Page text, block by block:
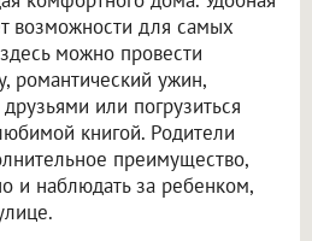
возможности для самых
можно провести
романтический ужин,
или погрузиться
книгой. Родители
преимущество,
и наблюдать за ребенком,